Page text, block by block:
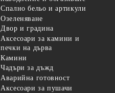
Спално бельо и артикули
Озеленяване
Двор и градина
Аксесоари за камини и
печки на дърва
Камини
Чадъри за дъжд
Аварийна готовност
Аксесоари за пушачи